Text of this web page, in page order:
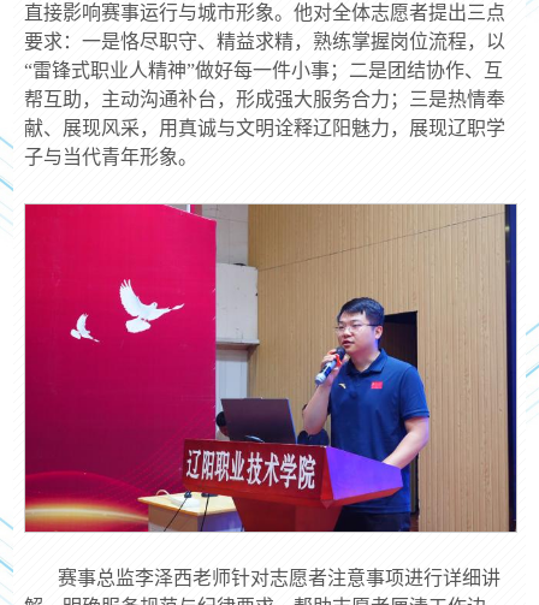
直接影响赛事运行与城市形象。他对全体志愿者提出三点
要求：一是恪尽职守、精益求精，熟练掌握岗位流程，以
“雷锋式职业人精神”做好每一件小事；二是团结协作、互
帮互助，主动沟通补台，形成强大服务合力；三是热情奉
献、展现风采，用真诚与文明诠释辽阳魅力，展现辽职学
子与当代青年形象。
赛事总监李泽西老师针对志愿者注意事项进行详细讲